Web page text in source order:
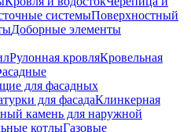
системыПоверхностный
Доборные элементы
Рулонная кровляКровельная
для фасадных
для фасадаКлинкерная
камень для наружной
котлыГазовые